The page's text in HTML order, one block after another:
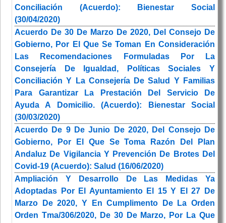
Conciliación (Acuerdo): Bienestar Social
(30/04/2020)
Acuerdo De 30 De Marzo De 2020, Del Consejo De
Gobierno, Por El Que Se Toman En Consideración
Las Recomendaciones Formuladas Por La
Consejería De Igualdad, Políticas Sociales Y
Conciliación Y La Consejería De Salud Y Familias
Para Garantizar La Prestación Del Servicio De
Ayuda A Domicilio. (Acuerdo): Bienestar Social
(30/03/2020)
Acuerdo De 9 De Junio De 2020, Del Consejo De
Gobierno, Por El Que Se Toma Razón Del Plan
Andaluz De Vigilancia Y Prevención De Brotes Del
Covid-19 (Acuerdo): Salud (16/06/2020)
Ampliación Y Desarrollo De Las Medidas Ya
Adoptadas Por El Ayuntamiento El 15 Y El 27 De
Marzo De 2020, Y En Cumplimento De La Orden
Orden Tma/306/2020, De 30 De Marzo, Por La Que